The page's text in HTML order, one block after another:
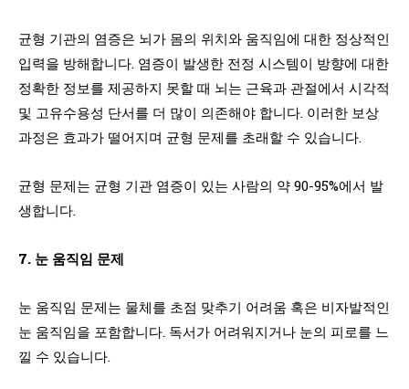
균형 기관의 염증은 뇌가 몸의 위치와 움직임에 대한 정상적인
입력을 방해합니다. 염증이 발생한 전정 시스템이 방향에 대한
정확한 정보를 제공하지 못할 때 뇌는 근육과 관절에서 시각적
및 고유수용성 단서를 더 많이 의존해야 합니다. 이러한 보상
과정은 효과가 떨어지며 균형 문제를 초래할 수 있습니다.
균형 문제는 균형 기관 염증이 있는 사람의 약 90-95%에서 발
생합니다.
7. 눈 움직임 문제
눈 움직임 문제는 물체를 초점 맞추기 어려움 혹은 비자발적인
눈 움직임을 포함합니다. 독서가 어려워지거나 눈의 피로를 느
낄 수 있습니다.